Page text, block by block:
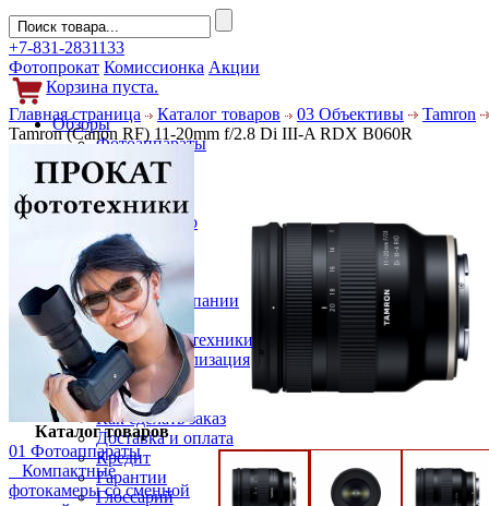
+7-831-2831133
Фотопрокат Комиссионка Акции
Корзина пуста.
Обзоры
Фотоаппараты
Объективы
Фильтры
Новости
Фото и видео
Гаджеты
Аксессуары
Слухи
Новости компании
Услуги
Прокат фототехники
Выкуп и реализация
Покупателям
Акции
Как сделать заказ
Доставка и оплата
Кредит
Гарантии
Глоссарий
Главная страница Каталог товаров 03 Объективы
Tamron
Tamron (Canon RF) 11-20mm f/2.8 Di III-A RDX B060R
Каталог товаров
01 Фотоаппараты
Компактные
фотокамеры со сменной